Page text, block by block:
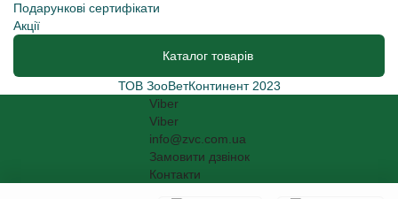
Подарункові сертифікати
Акції
Каталог товарів
ТОВ ЗооВетКонтинент 2023
Viber
Viber
info@zvc.com.ua
Замовити дзвінок
Контакти